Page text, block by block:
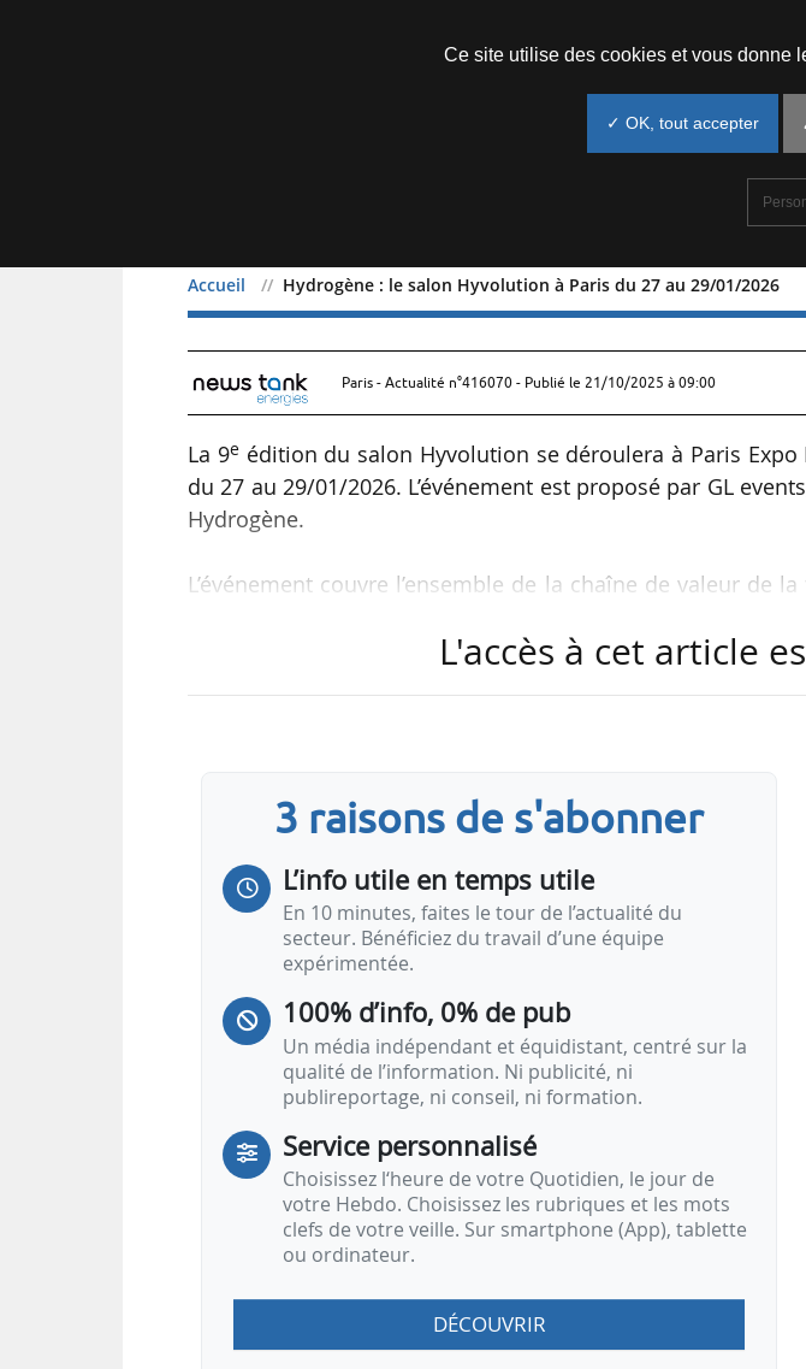
Accueil Hydrogène : le salon Hyvolution à Paris du 27 au 29/01/2026
Hydrogène : le salon Hyvolution à Paris du
Paris - Actualité n°416070 - Publié le 21/10/2025 à 09:00
La 9eédition du salon Hyvolution se déroulera à Paris Expo
du 27 au 29/01/2026. L’événement est proposé par GL
Hydrogène.
L’événement couvre l’ensemble de la chaîne de valeur de
nationaux et territoriaux publics et privés de l’industrie et
ambitieuse : une nouvelle mise en scène de
dynamiques. Avec des tables rondes, des master class
Hyvolution Paris vous offre l’opportunité de renforcer
L'accès à cet article
3 raisons de s'abonner
L’info utile en temps utile
En 10 minutes, faites le tour de l’actualité du
secteur. Bénéficiez du travail d’une équipe
expérimentée.
100% d’info, 0% de pub
Un média indépendant et équidistant, centré sur la
qualité de l’information. Ni publicité, ni
publireportage, ni conseil, ni formation.
Service personnalisé
Choisissez l‘heure de votre Quotidien, le jour de
votre Hebdo. Choisissez les rubriques et les mots
clefs de votre veille. Sur smartphone (App), tablette
ou ordinateur.
DÉCOUVRIR
Ce site utilise des cookies et vous donne
✓ OK, tout accepter